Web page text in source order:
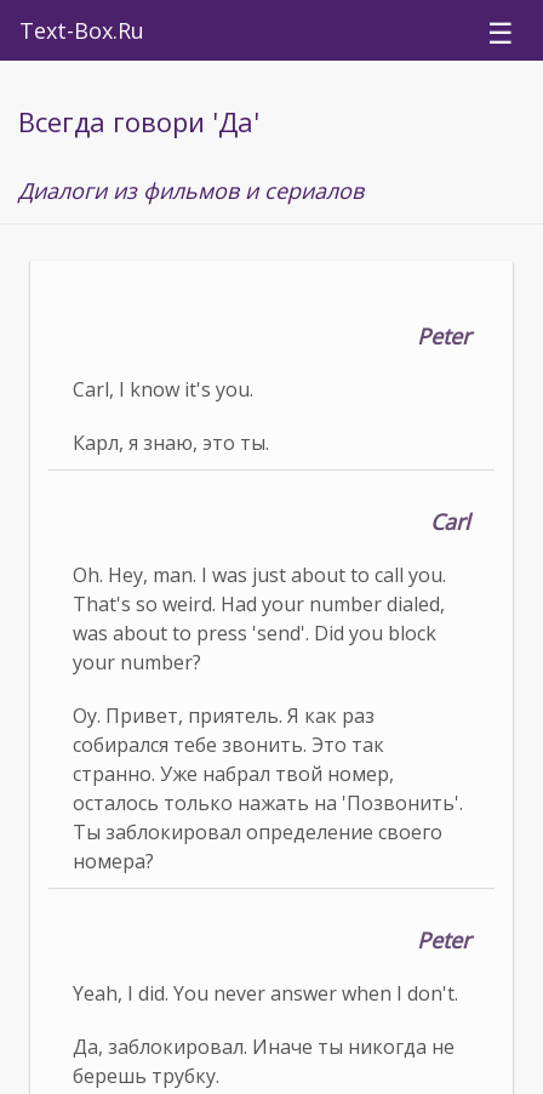
Text-Box.Ru ☰
Всегда говори 'Да'
Диалоги из фильмов и сериалов
Peter
Carl, I know it's you.
Карл, я знаю, это ты.
Carl
Oh. Hey, man. I was just about to call you.
That's so weird. Had your number dialed,
was about to press 'send'. Did you block
your number?
Оу. Привет, приятель. Я как раз
собирался тебе звонить. Это так
странно. Уже набрал твой номер,
осталось только нажать на 'Позвонить'.
Ты заблокировал определение своего
номера?
Peter
Yeah, I did. You never answer when I don't.
Да, заблокировал. Иначе ты никогда не
берешь трубку.